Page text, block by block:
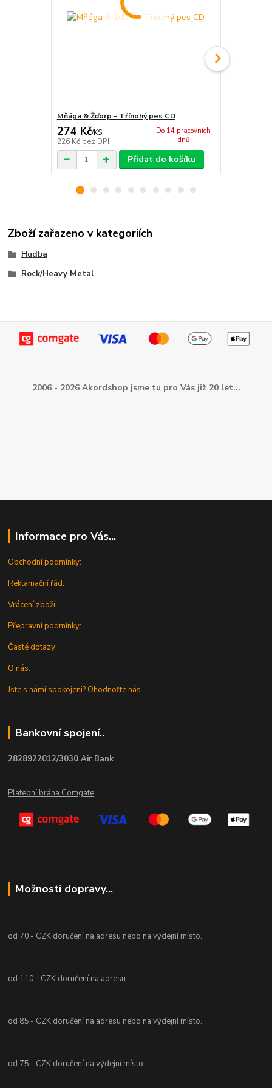
Mňága & Žďorp - Třínohý pes CD
274 Kč/KS
226 Kč bez DPH
Do 14 pracovních
dnů
Přidat do košíku
Zboží zařazeno v kategoriích
Hudba
Rock/Heavy Metal
2006 - 2026 Akordshop jsme tu pro Vás již 20 let...
Informace pro Vás...
Obchodní podmínky:
Reklamační řád:
Vrácení zboží:
Přepravní podmínky:
Časté dotazy:
O nás:
Jste s námi spokojeni? Ohodnoťte nás...
Bankovní spojení..
2828922012/3030 Air Bank
Platební brána Comgate
Možnosti dopravy...
od 70,- CZK doručení na adresu nebo na výdejní místo.
od 110,- CZK doručení na adresu.
od 85,- CZK doručení na adresu nebo na výdejní místo.
od 75,- CZK doručení na výdejní místo.